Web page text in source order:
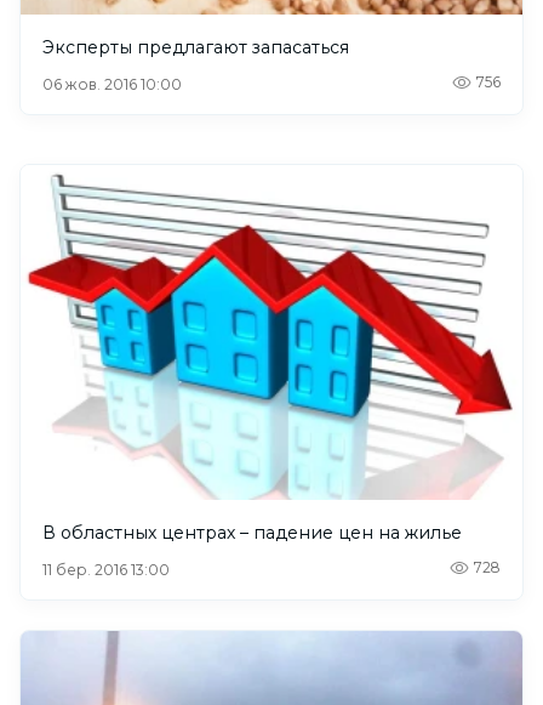
Эксперты предлагают запасаться
06 жов. 2016 10:00 756
В областных центрах – падение цен на жилье
11 бер. 2016 13:00 728